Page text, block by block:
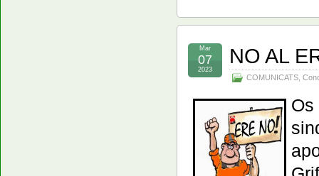
NO AL
COMUNICATS
Mar
07
2023